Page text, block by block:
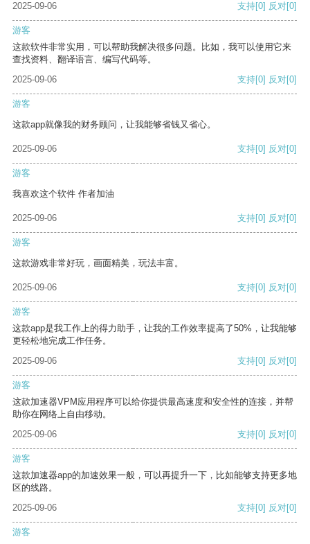
2025-09-06
支持[0] 反对[0]
游客
这款软件非常实用，可以帮助我解决很多问题。比如，我可以使用它来
查找资料、翻译语言、编写代码等。
2025-09-06
支持[0] 反对[0]
游客
这款app就像我的财务顾问，让我能够省钱又省心。
2025-09-06 支持[0] 反对[0]
游客
我喜欢这个软件 作者加油
2025-09-06 支持[0] 反对[0]
游客
这款游戏非常好玩，画面精美，玩法丰富。
2025-09-06 支持[0] 反对[0]
游客
这款app是我工作上的得力助手，让我的工作效率提高了50%，让我能够
更轻松地完成工作任务。
2025-09-06
支持[0] 反对[0]
游客
这款加速器VPM应用程序可以给你提供最高速度和安全性的连接，并帮
助你在网络上自由移动。
2025-09-06
支持[0] 反对[0]
游客
这款加速器app的加速效果一般，可以再提升一下，比如能够支持更多地
区的线路。
2025-09-06
支持[0] 反对[0]
游客